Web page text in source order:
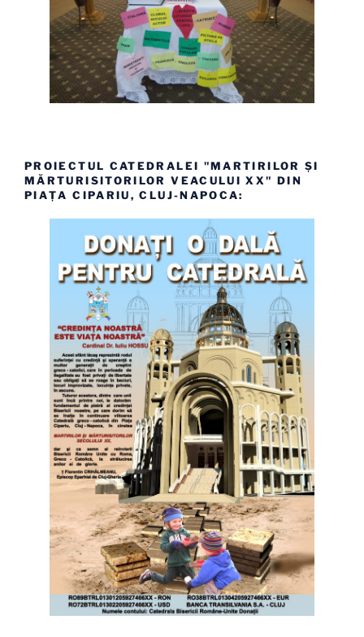
PROIECTUL CATEDRALEI "MARTIRILOR ȘI
MĂRTURISITORILOR VEACULUI XX" DIN
PIAȚA CIPARIU, CLUJ-NAPOCA: